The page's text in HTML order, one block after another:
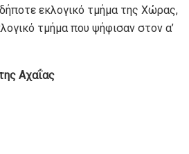
εκλογικό τμήμα της Χώρας,
τμήμα που ψήφισαν στον α’
Αχαΐας